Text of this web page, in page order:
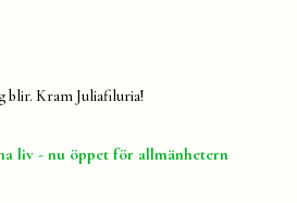
blir. Kram Juliafiluria!
liv - nu öppet för allmänhetern